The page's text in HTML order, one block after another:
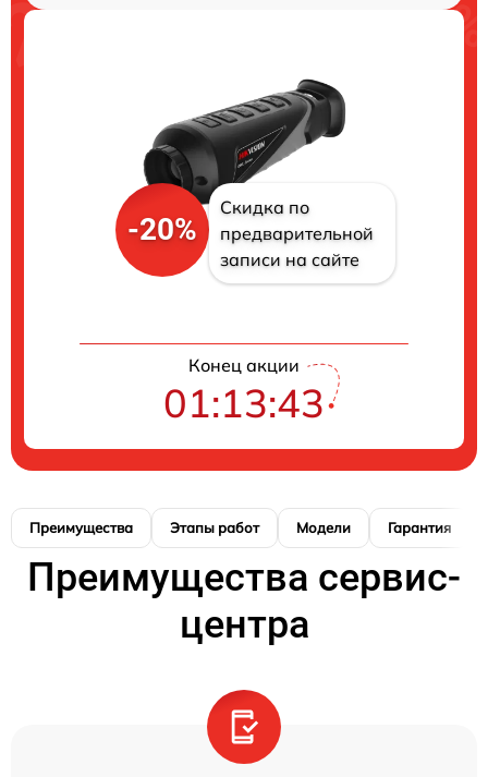
-20%
Скидка по
предварительной
записи на сайте
Конец акции
01:13:42
Преимущества Этапы работ Модели Гарантия
Преимущества сервис-
центра